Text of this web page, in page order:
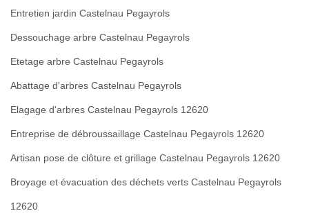
Entretien jardin Castelnau Pegayrols
Dessouchage arbre Castelnau Pegayrols
Etetage arbre Castelnau Pegayrols
Abattage d'arbres Castelnau Pegayrols
Elagage d'arbres Castelnau Pegayrols 12620
Entreprise de débroussaillage Castelnau Pegayrols 12620
Artisan pose de clôture et grillage Castelnau Pegayrols 12620
Broyage et évacuation des déchets verts Castelnau Pegayrols
12620